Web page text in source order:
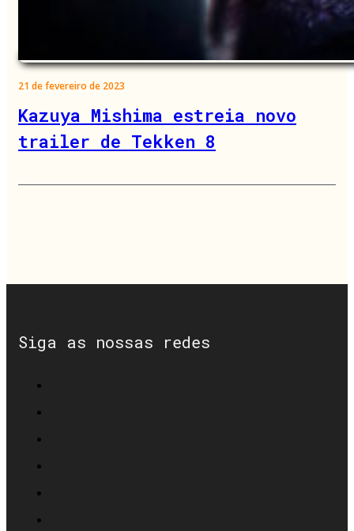
21 de fevereiro de 2023
Kazuya Mishima estreia novo
trailer de Tekken 8
Siga as nossas redes